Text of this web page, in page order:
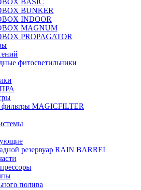
BASIC
BUNKER
INDOOR
MAGNUM
PROPAGATOR
фитосветильники
фильтры MAGICFILTER
резервуар RAIN BARREL
полива